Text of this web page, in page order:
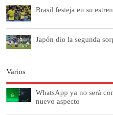
Brasil festeja en su
Japón dio la segunda
Varios
WhatsApp ya no será
nuevo aspecto